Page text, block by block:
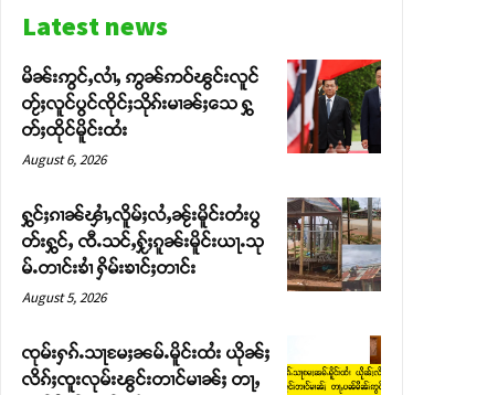
Latest news
မိၼ်းဢွင်ႇလၢႆႇ ဢွၼ်ဢဝ်ၽွင်းလူင်
တႂ်ႈလူင်ပွင်ၸိုင်ႈသိုၵ်းမၢၼ်ႈသေ ႁွ
တ်ႈထိုင်မိူင်းထႆး
August 6, 2026
ႁွင်ႈၵၢၼ်ၾၢႆႇလိူမ်ႈလႆႇၼႂ်းမိူင်းတႆးပွ
တ်းႁွင်ႇ ၸီႉသင်ႇႁႂ်ႈၵူၼ်းမိူင်းယႃႉသု
မ်ႉတၢင်းၶၢႆ ႁိမ်းၶၢင်ႈတၢင်း
August 5, 2026
ၸုမ်းႁၵ်ႉသႃမႄႈၼမ်ႉမိူင်းထႆး ယိုၼ်ႈ
လိၵ်ႈၸူးလုမ်းၽွင်းတၢင်မၢၼ်ႈ တႃႇ